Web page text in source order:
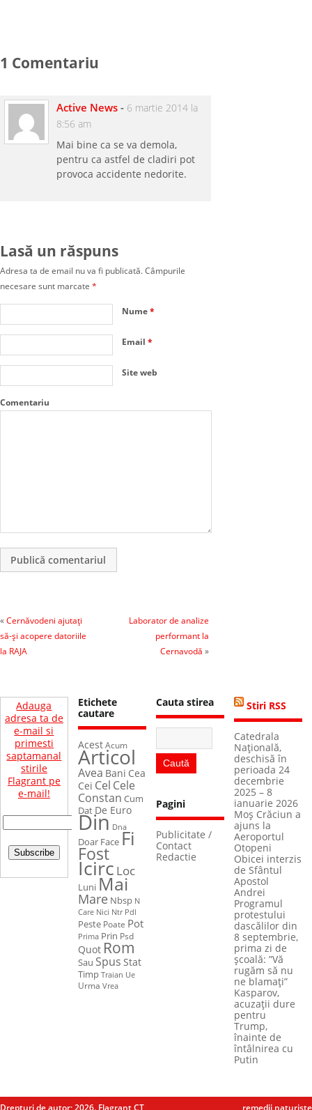
1 Comentariu
Active News - 6 martie 2014 la
8:56 am
Mai bine ca se va demola,
pentru ca astfel de cladiri pot
provoca accidente nedorite.
Lasă un răspuns
Adresa ta de email nu va fi publicată.Câmpurile
necesare sunt marcate *
Nume*
Email*
Site web
Comentariu
«Cernăvodeni ajutaţi
să-şi acopere datoriile
la RAJA
Laborator de analize
performant la
Cernavodă »
Adauga
adresa ta de
e-mail si
primesti
saptamanal
stirile
Flagrant pe
e-mail!
Etichete
cautare
Acest Acum
Articol
Avea Bani Cea
Cei Cel Cele
Constan Cum
Dat De Euro
Din Dna
Doar FaceFi
Fost
Icirc Loc
Luni Mai
Mare Nbsp N
Care Nici Ntr Pdl
Peste Poate Pot
Prima Prin Psd
Quot Rom
Sau Spus Stat
Timp Traian Ue
Urma Vrea
Cauta stirea
Pagini
Publicitate /
Contact
Redactie
Stiri RSS
Catedrala
Naţională,
deschisă în
perioada 24
decembrie
2025 – 8
ianuarie 2026
Moș Crăciun a
ajuns la
Aeroportul
Otopeni
Obicei interzis
de Sfântul
Apostol
Andrei
Programul
protestului
dascălilor din
8 septembrie,
prima zi de
școală: ”Vă
rugăm să nu
ne blamați”
Kasparov,
acuzații dure
pentru
Trump,
înainte de
întâlnirea cu
Putin
Drepturi de autor; 2026. Flagrant CT remedii naturiste